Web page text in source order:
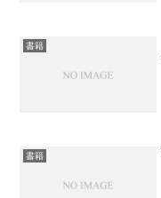
書籍
書籍